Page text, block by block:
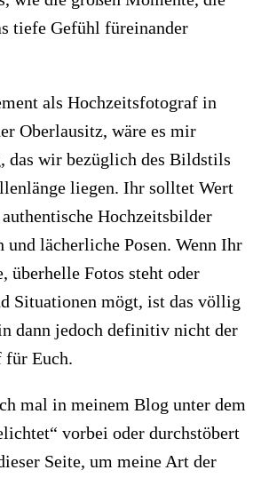
tiefe Gefühl füreinander
als Hochzeitsfotograf in
Oberlausitz, wäre es mir
das wir bezüglich des Bildstils
liegen. Ihr solltet Wert
Hochzeitsbilder
und lächerliche Posen. Wenn Ihr
überhelle Fotos steht oder
Situationen mögt, ist das völlig
dann jedoch definitiv nicht der
für Euch.
mal in meinem Blog unter dem
vorbei oder durchstöbert
Seite, um meine Art der